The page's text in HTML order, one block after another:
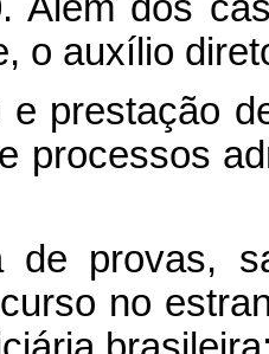
o auxílio
e prestação
processos
de provas,
no